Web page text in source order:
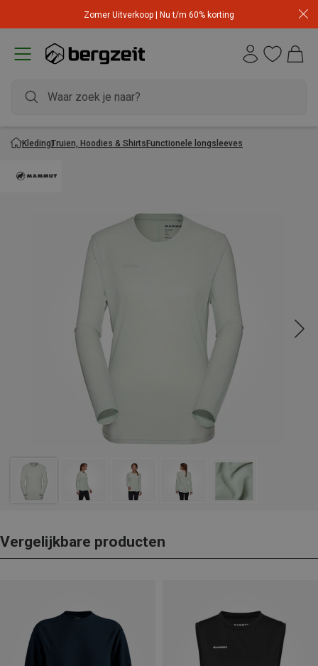
Zomer Uitverkoop | Nu t/m 60% korting
KledingTruien, Hoodies & ShirtsFunctionele longsleeves
Vergelijkbare producten